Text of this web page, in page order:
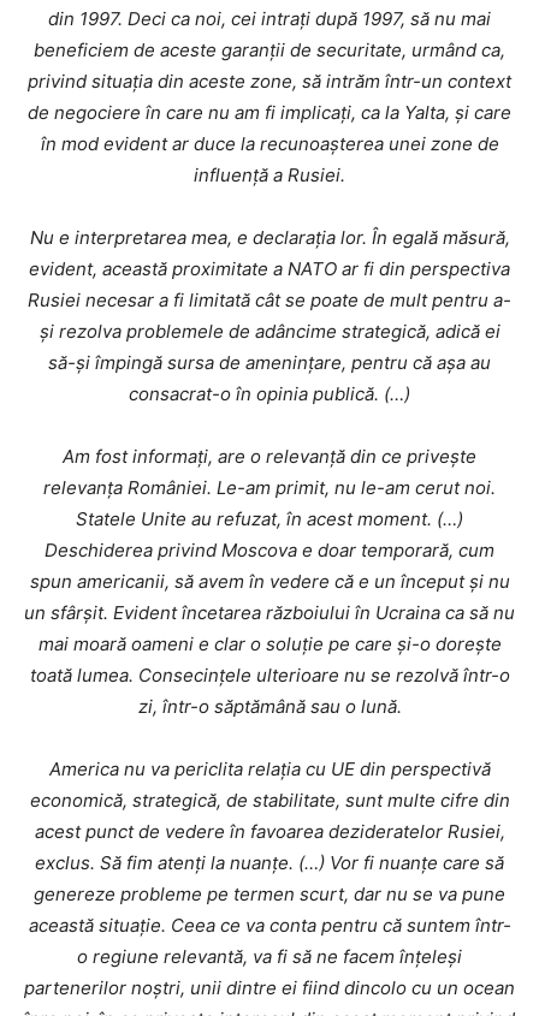
din 1997. Deci ca noi, cei intrați după 1997, să nu mai
beneficiem de aceste garanții de securitate, urmând ca,
privind situația din aceste zone, să intrăm într-un context
de negociere în care nu am fi implicați, ca la Yalta, și care
în mod evident ar duce la recunoașterea unei zone de
influență a Rusiei.
Nu e interpretarea mea, e declarația lor. În egală măsură,
evident, această proximitate a NATO ar fi din perspectiva
Rusiei necesar a fi limitată cât se poate de mult pentru a-
și rezolva problemele de adâncime strategică, adică ei
să-și împingă sursa de amenințare, pentru că așa au
consacrat-o în opinia publică. (…)
Am fost informați, are o relevanță din ce privește
relevanța României. Le-am primit, nu le-am cerut noi.
Statele Unite au refuzat, în acest moment. (…)
Deschiderea privind Moscova e doar temporară, cum
spun americanii, să avem în vedere că e un început și nu
un sfârșit. Evident încetarea războiului în Ucraina ca să nu
mai moară oameni e clar o soluție pe care și-o dorește
toată lumea. Consecințele ulterioare nu se rezolvă într-o
zi, într-o săptămână sau o lună.
America nu va periclita relația cu UE din perspectivă
economică, strategică, de stabilitate, sunt multe cifre din
acest punct de vedere în favoarea dezideratelor Rusiei,
exclus. Să fim atenți la nuanțe. (…) Vor fi nuanțe care să
genereze probleme pe termen scurt, dar nu se va pune
această situație. Ceea ce va conta pentru că suntem într-
o regiune relevantă, va fi să ne facem înțeleși
partenerilor noștri, unii dintre ei fiind dincolo cu un ocean